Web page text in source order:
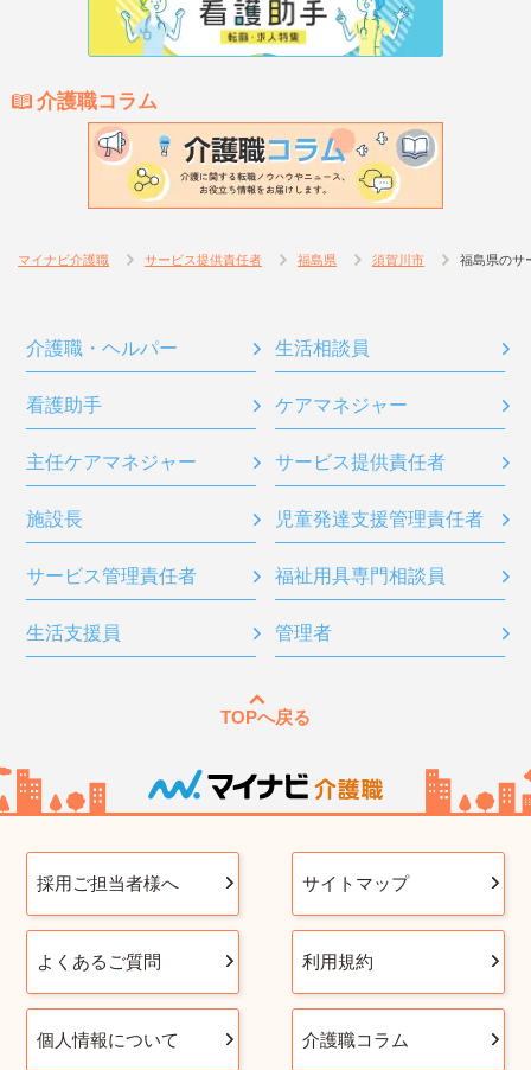
介護職コラム
マイナビ介護職 サービス提供責任者 福島県 須賀川市 福島県のサ
介護職・ヘルパー 生活相談員
看護助手 ケアマネジャー
主任ケアマネジャー サービス提供責任者
施設長 児童発達支援管理責任者
サービス管理責任者 福祉用具専門相談員
生活支援員 管理者
TOPへ戻る
採用ご担当者様へ サイトマップ
よくあるご質問 利用規約
個人情報について 介護職コラム